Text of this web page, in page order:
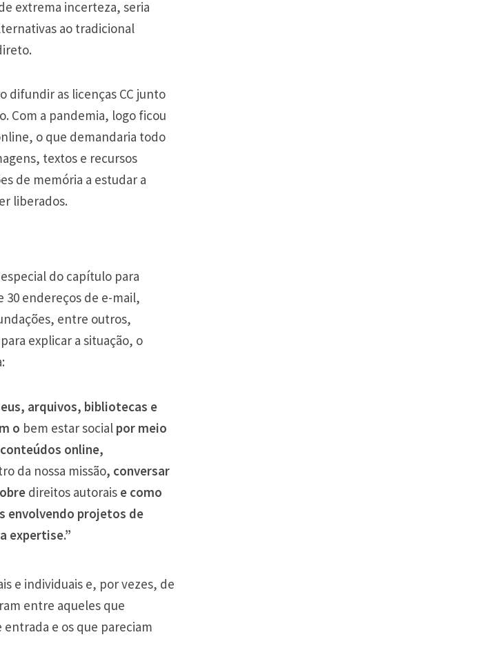
extrema incerteza, seria
ao tradicional
difundir as licenças CC junto
Com a pandemia, logo ficou
o que demandaria todo
textos e recursos
de memória a estudar a
liberados.
do capítulo para
30 endereços de e-mail,
entre outros,
explicar a situação, o
arquivos, bibliotecas e
o bem estar socialpor meio
online,
da nossa missão, conversar
direitos autoraise como
envolvendo projetos de
expertise.”
e individuais e, por vezes, de
entre aqueles que
e os que pareciam